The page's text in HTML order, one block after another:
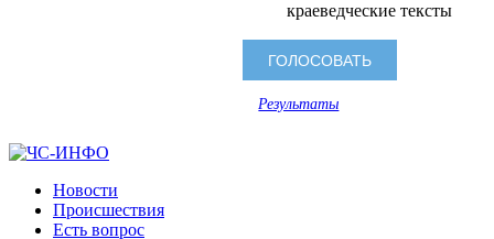
краеведческие тексты
Результаты
Новости
Происшествия
Есть вопрос